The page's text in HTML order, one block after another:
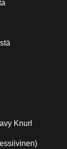
Knurl